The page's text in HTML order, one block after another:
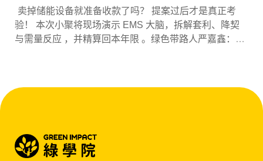
卖掉储能设备就准备收款了吗？ 提案过后才是真正考
验！ 本次小聚将现场演示 EMS 大脑，拆解套利、降契
与需量反应 ，并精算回本年限 。绿色带路人严嘉鑫：